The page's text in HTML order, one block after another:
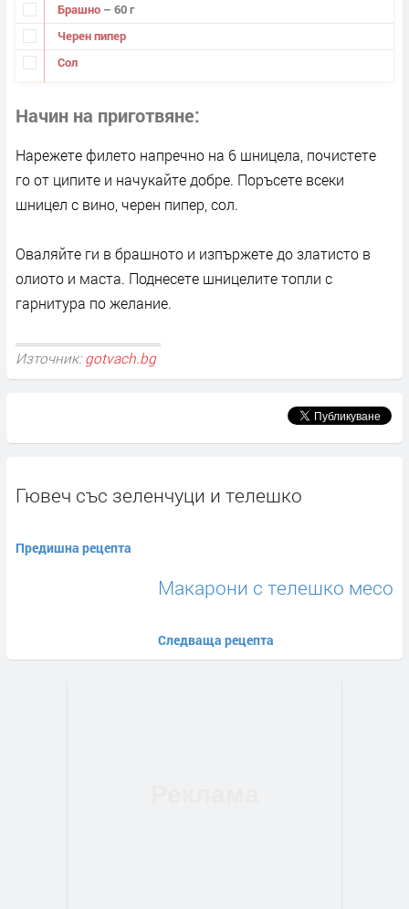
Брашно – 60 г
Черен пипер
Сол
Начин на приготвяне
Нарежете филето напречно на 6 шницела, почистете
го от ципите и начукайте добре. Поръсете всеки
шницел с вино, черен пипер, сол.
Оваляйте ги в брашното и изпържете до златисто в
олиото и маста. Поднесете шницелите топли с
гарнитура по желание.
Източник: gotvach.bg
Гювеч със зеленчуци и телешко
Предишна рецепта
Макарони с телешко месо
Следваща рецепта